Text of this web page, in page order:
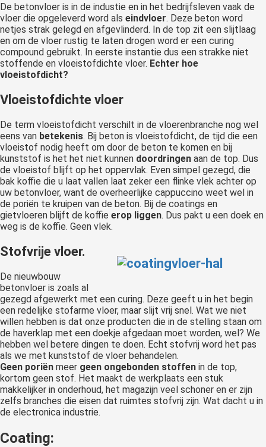
De betonvloer is in de industie en in het bedrijfsleven vaak de
vloer die opgeleverd word als eindvloer. Deze beton word
netjes strak gelegd en afgevlinderd. In de top zit een slijtlaag
en om de vloer rustig te laten drogen word er een curing
compound gebruikt. In eerste instantie dus een strakke niet
stoffende en vloeistofdichte vloer. Echter hoe
vloeistofdicht?
Vloeistofdichte vloer
De term vloeistofdicht verschilt in de vloerenbranche nog wel
eens van betekenis. Bij beton is vloeistofdicht, de tijd die een
vloeistof nodig heeft om door de beton te komen en bij
kunststof is het het niet kunnen doordringen aan de top. Dus
de vloeistof blijft op het oppervlak. Even simpel gezegd, die
bak koffie die u laat vallen laat zeker een flinke vlek achter op
uw betonvloer, want de overheerlijke cappuccino weet wel in
de poriën te kruipen van de beton. Bij de coatings en
gietvloeren blijft de koffie erop liggen. Dus pakt u een doek en
weg is de koffie. Geen vlek.
Stofvrije vloer.
De nieuwbouw
betonvloer is zoals al
gezegd afgewerkt met een curing. Deze geeft u in het begin
een redelijke stofarme vloer, maar slijt vrij snel. Wat we niet
willen hebben is dat onze producten die in de stelling staan om
de haverklap met een doekje afgedaan moet worden, wel? We
hebben wel betere dingen te doen. Echt stofvrij word het pas
als we met kunststof de vloer behandelen.
Geen poriën meer geen ongebonden stoffen in de top,
kortom geen stof. Het maakt de werkplaats een stuk
makkelijker in onderhoud, het magazijn veel schoner en er zijn
zelfs branches die eisen dat ruimtes stofvrij zijn. Wat dacht u in
de electronica industrie.
Coating: